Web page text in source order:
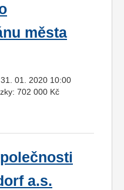
města
01. 2020 10:00
702 000 Kč
a.s.